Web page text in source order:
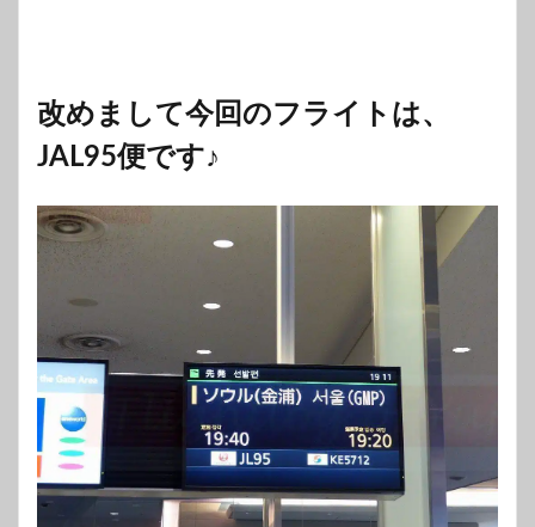
改めまして今回のフライトは、
JAL95便です♪